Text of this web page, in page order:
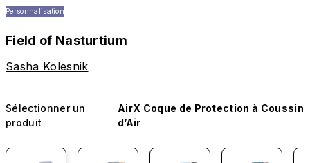
Personnalisation
Field of Nasturtium
Sasha Kolesnik
Sélectionner un
produit
AirX Coque de Protection à Coussin
d’Air